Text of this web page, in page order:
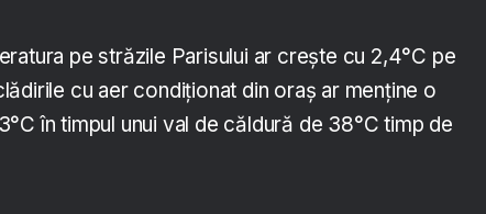
pe străzile Parisului ar crește cu 2,4°C pe
cu aer condiționat din oraș ar menține o
în timpul unui val de căldură de 38°C timp de